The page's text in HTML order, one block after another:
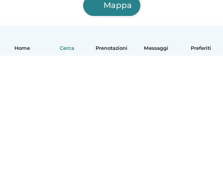
Home Cerca Prenotazioni Messaggi Preferiti
Mappa